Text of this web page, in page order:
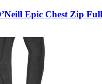
Epic Chest Zip